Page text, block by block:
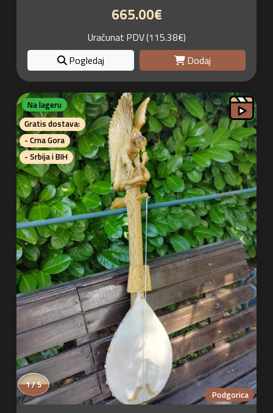
665.00€
Uračunat PDV (115.38€)
Pogledaj
Dodaj
Na lageru
Gratis dostava:
- Crna Gora
- Srbija i BIH
Podgorica
2 / 5